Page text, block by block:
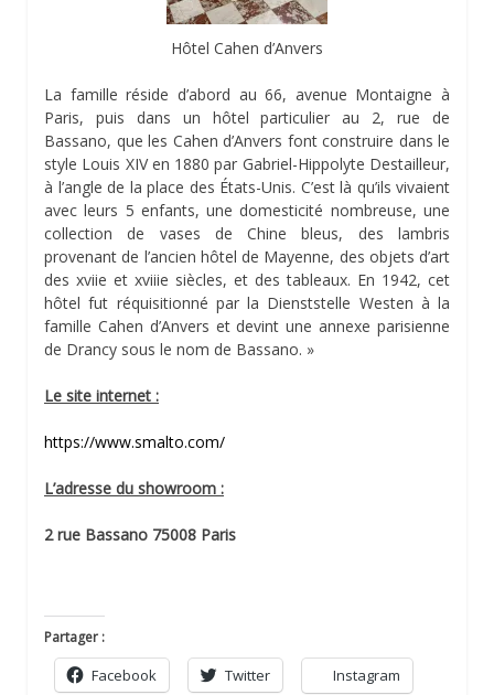
Hôtel Cahen d’Anvers
La famille réside d’abord au 66, avenue Montaigne à
Paris, puis dans un hôtel particulier au 2, rue de
Bassano, que les Cahen d’Anvers font construire dans le
style Louis XIV en 1880 par Gabriel-Hippolyte Destailleur,
à l’angle de la place des États-Unis. C’est là qu’ils vivaient
avec leurs 5 enfants, une domesticité nombreuse, une
collection de vases de Chine bleus, des lambris
provenant de l’ancien hôtel de Mayenne, des objets d’art
des xviie et xviiie siècles, et des tableaux. En 1942, cet
hôtel fut réquisitionné par la Dienststelle Westen à la
famille Cahen d’Anvers et devint une annexe parisienne
de Drancy sous le nom de Bassano. »
Le site internet :
https://www.smalto.com/
L’adresse du showroom :
2 rue Bassano 75008 Paris
Partager :
Facebook Twitter Instagram